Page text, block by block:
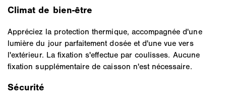
Climat de bien-être
Appréciez la protection thermique, accompagnée d'une
lumière du jour parfaitement dosée et d'une vue vers
l'extérieur. La fixation s'effectue par coulisses. Aucune
fixation supplémentaire de caisson n'est nécessaire.
Sécurité